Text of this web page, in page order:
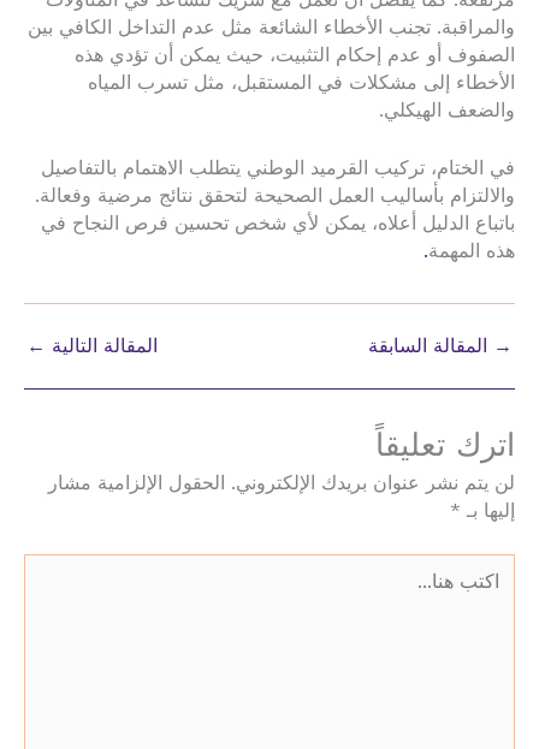
والمراقبة. تجنب الأخطاء الشائعة مثل عدم التداخل الكافي بين
الصفوف أو عدم إحكام التثبيت، حيث يمكن أن تؤدي هذه
الأخطاء إلى مشكلات في المستقبل، مثل تسرب المياه
والضعف الهيكلي.
في الختام، تركيب القرميد الوطني يتطلب الاهتمام بالتفاصيل
والالتزام بأساليب العمل الصحيحة لتحقق نتائج مرضية وفعالة.
باتباع الدليل أعلاه، يمكن لأي شخص تحسين فرص النجاح في
هذه المهمة.
→ المقالة السابقة المقالة التالية ←
اترك تعليقاً
لن يتم نشر عنوان بريدك الإلكتروني.
الحقول الإلزامية مشار
إليها بـ *
هنا...